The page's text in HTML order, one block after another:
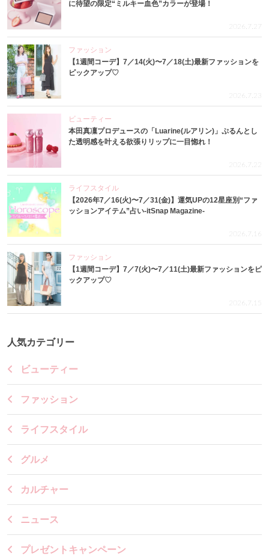
に待望の限定“ミルキー血色”カラーが登場！
2026.7.27
ファッション
【1週間コーデ】7／14(火)〜7／18(土)最新ファッションを
ピックアップ♡
2026.7.23
ビューティー
本田真凜プロデュースの「Luarine(ルアリン)」ぷるんとし
た透明感を叶える欲張りリップに一目惚れ！
2026.7.22
ライフスタイル
【2026年7／16(火)〜7／31(金)】運気UPの12星座別“ファ
ッションアイテム”占い-itSnap Magazine-
2026.7.16
ファッション
【1週間コーデ】7／7(火)〜7／11(土)最新ファッションをピ
ックアップ♡
2026.7.15
人気カテゴリー
ビューティー
ファッション
ライフスタイル
グルメ
カルチャー
ニュース
プレゼントキャンペーン